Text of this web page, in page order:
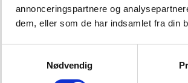
annonceringspartnere og
dem, eller som de har indsamlet fra din
Nødvendig